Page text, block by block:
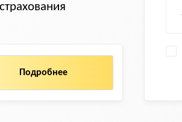
Подробнее